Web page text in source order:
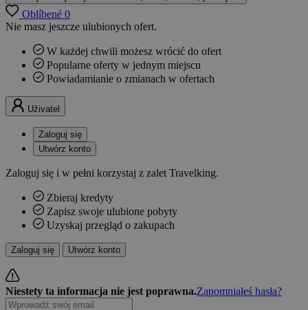
Oblíbené 0
Nie masz jeszcze ulubionych ofert.
W każdej chwili możesz wrócić do ofert
Popularne oferty w jednym miejscu
Powiadamianie o zmianach w ofertach
Uživatel
Zaloguj się
Utwórz konto
Zaloguj się i w pełni korzystaj z zalet Travelking.
Zbieraj kredyty
Zapisz swoje ulubione pobyty
Uzyskaj przegląd o zakupach
Zaloguj się Utwórz konto
Niestety ta informacja nie jest poprawna.Zapomniałeś hasła?